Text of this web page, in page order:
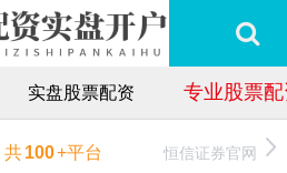
实盘股票配资 专业股票
共100+平台 恒信证券官网